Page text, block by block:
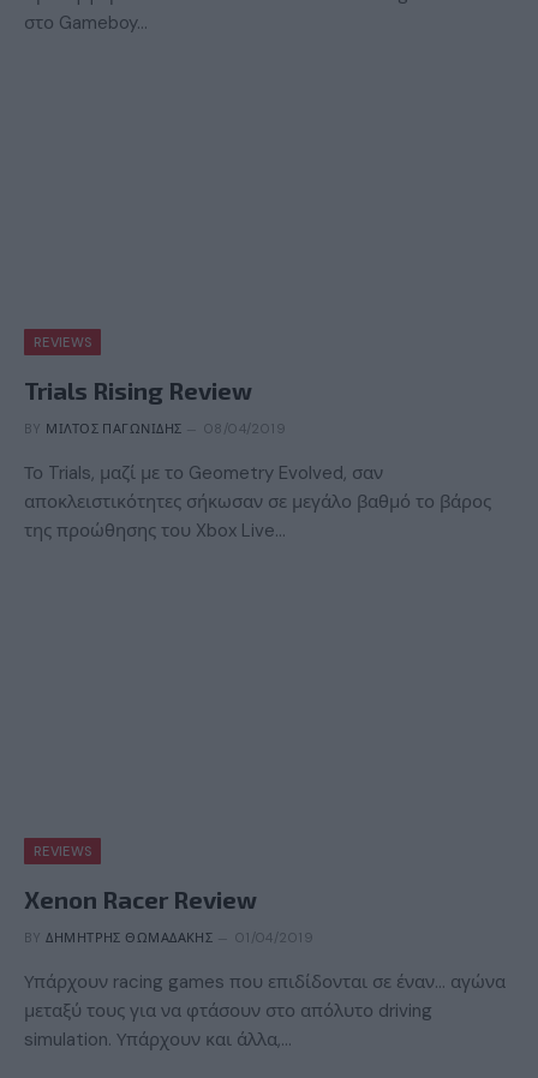
στο Gameboy…
REVIEWS
Trials Rising Review
BY ΜΊΛΤΟΣ ΠΑΓΩΝΊΔΗΣ 08/04/2019
Το Trials, μαζί με το Geometry Evolved, σαν
αποκλειστικότητες σήκωσαν σε μεγάλο βαθμό το βάρος
της προώθησης του Xbox Live…
REVIEWS
Xenon Racer Review
BY ΔΗΜΉΤΡΗΣ ΘΩΜΑΔΆΚΗΣ 01/04/2019
Υπάρχουν racing games που επιδίδονται σε έναν… αγώνα
μεταξύ τους για να φτάσουν στο απόλυτο driving
simulation. Υπάρχουν και άλλα,…